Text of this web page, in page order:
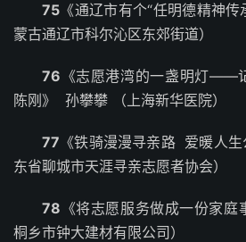
75 《通辽市有个“任明德精神
蒙古通辽市科尔沁区东郊街道）
76 《志愿港湾的一盏明灯——
陈刚》 孙攀攀 （上海新华医院）
77 《铁骑漫漫寻亲路 爱暖人
东省聊城市天涯寻亲志愿者协会）
78 《将志愿服务做成一份家
桐乡市钟大建材有限公司）